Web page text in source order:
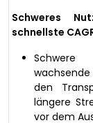
Schweres
schnellste
Schwere
den
längere
vor dem